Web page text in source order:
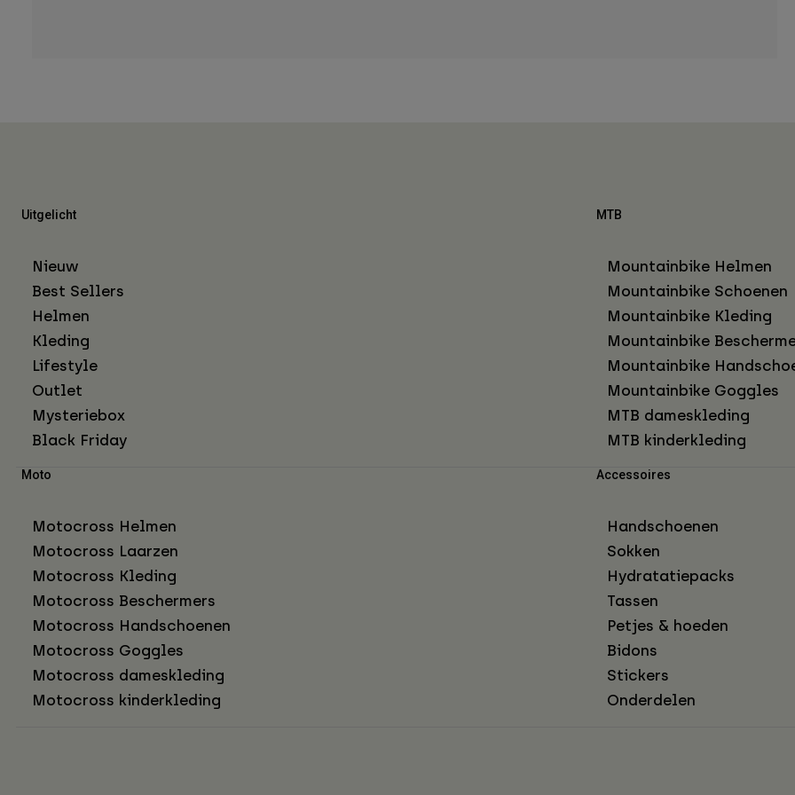
Uitgelicht
Nieuw
Best Sellers
Helmen
Kleding
Lifestyle
Outlet
Mysteriebox
Black Friday
MTB
Mountainbike Helmen
Mountainbike Schoenen
Mountainbike Kleding
Mountainbike
Mountainbike
Mountainbike Goggles
MTB dameskleding
MTB kinderkleding
Moto
Motocross Helmen
Motocross Laarzen
Motocross Kleding
Motocross Beschermers
Motocross Handschoenen
Motocross Goggles
Motocross dameskleding
Motocross kinderkleding
Accessoires
Handschoenen
Sokken
Hydratatiepacks
Tassen
Petjes & hoeden
Bidons
Stickers
Onderdelen